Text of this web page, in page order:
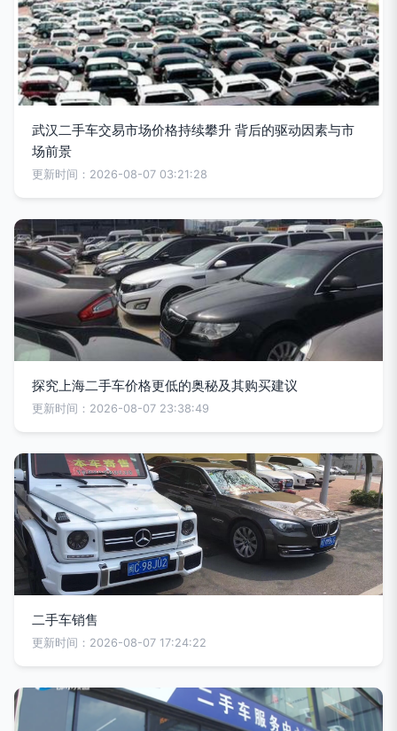
武汉二手车交易市场价格持续攀升 背后的驱动因素与市
场前景
更新时间：2026-08-07 03:21:28
探究上海二手车价格更低的奥秘及其购买建议
更新时间：2026-08-07 23:38:49
二手车销售
更新时间：2026-08-07 17:24:22